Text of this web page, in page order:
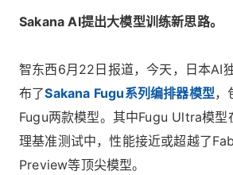
Sakana AI提出大模型训练新思路。
智东西6月22日报道，今天，日本AI
布了Sakana Fugu系列编排器模型，
Fugu两款模型。其中Fugu Ultra模型
理基准测试中，性能接近或超越了
Preview等顶尖模型。